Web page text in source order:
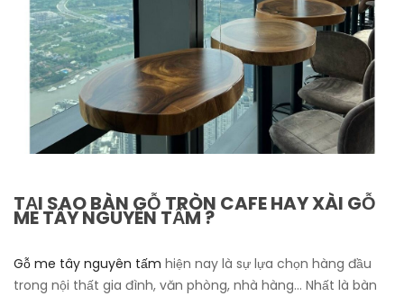
TẠI SAO BÀN GỖ TRÒN CAFE HAY XÀI GỖ
ME TÂY NGUYÊN TẤM ?
Gỗ me tây nguyên tấm hiện nay là sự lựa chọn hàng đầu
trong nội thất gia đình, văn phòng, nhà hàng… Nhất là bàn